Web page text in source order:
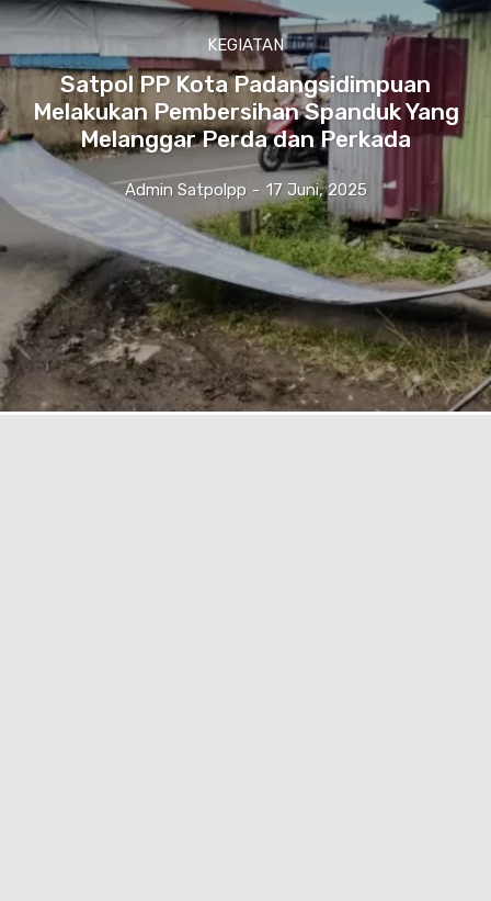
KEGIATAN
Satpol PP Kota Padangsidimpuan
Melakukan Pembersihan Spanduk Yang
Melanggar Perda dan Perkada
Admin Satpolpp - 17 Juni, 2025